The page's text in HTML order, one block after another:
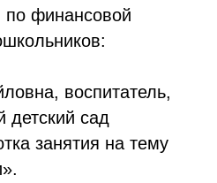
по финансовой
воспитатель,
сад
занятия на тему